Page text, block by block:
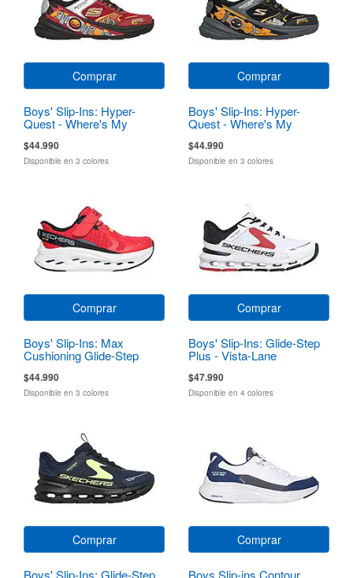
Comprar
Boys' Slip-Ins: Hyper-
Quest - Where's My
$44.990
Disponible en 3 colores
Comprar
Boys' Slip-Ins: Hyper-
Quest - Where's My
$44.990
Disponible en 3 colores
Comprar
Boys' Slip-Ins: Max
Cushioning Glide-Step
$44.990
Disponible en 3 colores
Comprar
Boys' Slip-Ins: Glide-Step
Plus - Vista-Lane
$47.990
Disponible en 4 colores
Comprar
Boys' Slip-Ins: Glide-Step
Comprar
Boys Slip-ins Contour